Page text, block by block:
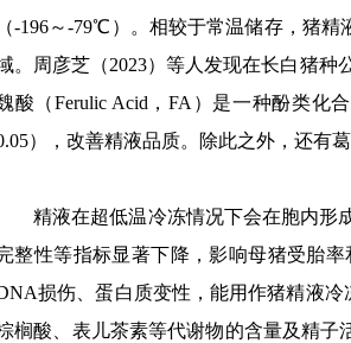
（-196～-79℃）。相较于常温储存，猪
。周彦芝（2023）等人发现在长白猪种
酸（Ferulic Acid，FA）是一种酚类化
），改善精液品质。除此之外，还有
精液在超低温冷冻情况下会在胞内形成
整性等指标显著下降，影响母猪受胎
损伤、蛋白质变性，能用作猪精液冷
榈酸、表儿茶素等代谢物的含量及精子